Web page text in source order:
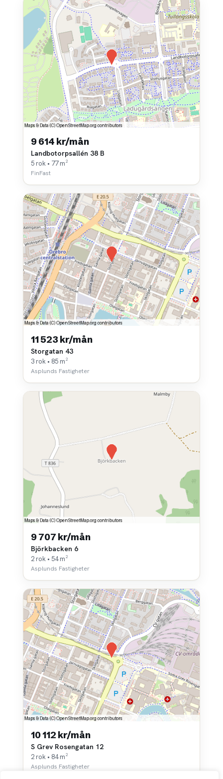
9 614 kr/mån
Landbotorpsallén 38 B
5 rok • 77 m²
FinFast
11 523 kr/mån
Storgatan 43
3 rok • 85 m²
Asplunds Fastigheter
9 707 kr/mån
Björkbacken 6
2 rok • 54 m²
Asplunds Fastigheter
10 112 kr/mån
S Grev Rosengatan 12
2 rok • 84 m²
Asplunds Fastigheter